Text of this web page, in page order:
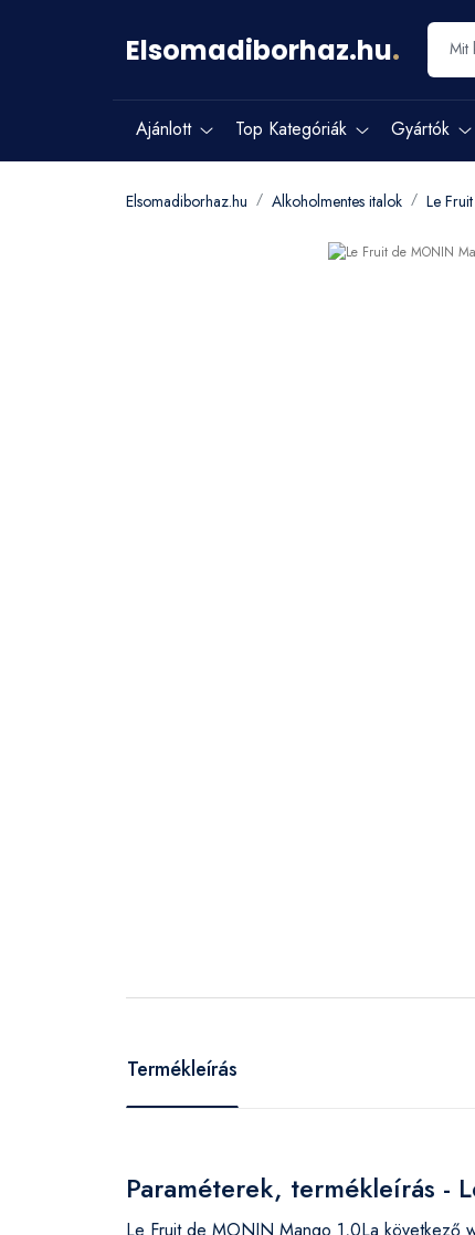
Elsomadiborhaz.hu.
Ajánlott Top Kategóriák Gyártók
Elsomadiborhaz.hu Alkoholmentes italok Le
Termékleírás
Paraméterek, termékleírás -